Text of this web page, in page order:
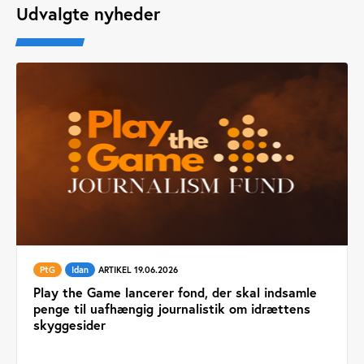
Udvalgte nyheder
PtG Idan ARTIKEL 19.06.2026
Play the Game lancerer fond, der skal indsamle
penge til uafhængig journalistik om idrættens
skyggesider